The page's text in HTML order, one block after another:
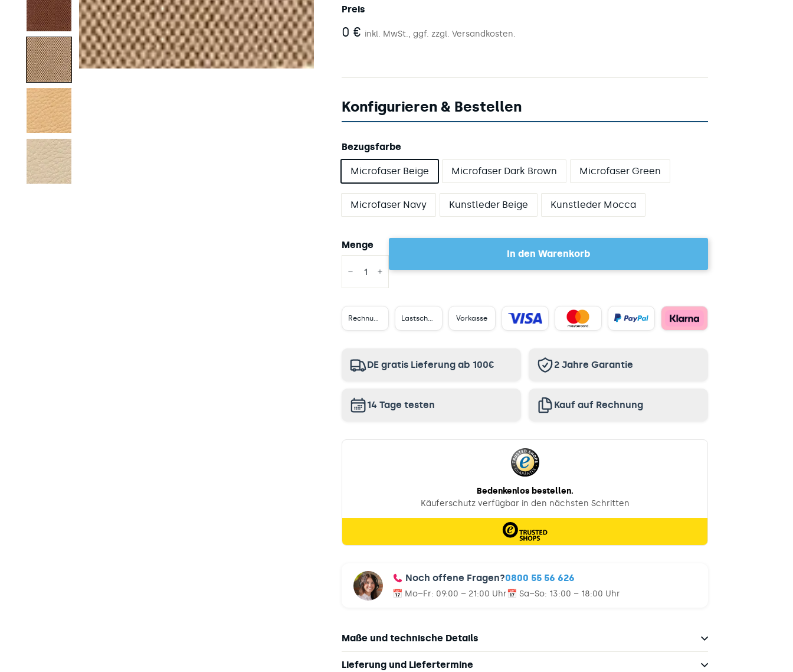
Preis
0 € 0
inkl. MwSt., ggf. zzgl. Versandkosten.
Konfigurieren & Bestellen
Bezugsfarbe
Microfaser Beige Microfaser Dark Brown Microfaser Green
Microfaser Navy Kunstleder Beige Kunstleder Mocca
Menge
In den Warenkorb
Vorkasse
DE gratis Lieferung ab 100€ 2 Jahre Garantie
14 Tage testen Kauf auf Rechnung
Noch offene Fragen?0800 55 56 626
📅 Mo–Fr: 09:00 – 21:00 Uhr📅 Sa–So: 13:00 – 18:00 Uhr
Maße und technische Details
Lieferung und Liefertermine